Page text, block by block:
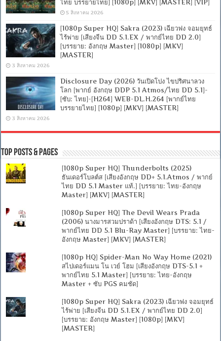
ไทย บรรยายไทย] [1080p] [MKV] [MASTER] [VIP]
5 สิงหาคม 2026
[1080p Super HQ] Sakra (2023) เฉียวฟง จอมยุทธ์
ไร้พ่าย [เสียงจีน DD 5.1.EX / พากย์ไทย DD 2.0]
[บรรยาย: อังกฤษ Master] [1080p] [MKV]
[MASTER]
3 สิงหาคม 2026
Disclosure Day (2026) วันเปิดโปง ไขปริศนาลวง
โลก [พากย์ อังกฤษ DDP 5.1 Atmos/ไทย DD 5.1]-
[ซับ: ไทย]-[H264] WEB-DL.H.264 [พากย์ไทย
บรรยายไทย] [1080p] [MKV] [MASTER]
3 สิงหาคม 2026
Top Posts & Pages
[1080p Super HQ] Thunderbolts (2025)
ธันเดอร์โบลต์ส [เสียงอังกฤษ DD+ 5.1.Atmos / พากย์
ไทย DD 5.1 Master แท้.] [บรรยาย: ไทย-อังกฤษ
Master] [MKV] [MASTER]
[1080p Super HQ] The Devil Wears Prada
(2006) นางมารสวมปราด้า [เสียงอังกฤษ DTS: 5.1 /
พากย์ไทย DD 5.1 Blu-Ray Master] [บรรยาย: ไทย-
อังกฤษ Master] [MKV] [MASTER]
[1080p HQ] Spider-Man No Way Home (2021)
สไปเดอร์แมน โน เวย์ โฮม [เสียงอังกฤษ DTS-5.1 +
พากย์ไทย 5.1 Master] [บรรยาย: ไทย-อังกฤษ
Master + ซับ PGS คมชัด]
[1080p Super HQ] Sakra (2023) เฉียวฟง จอมยุทธ์
ไร้พ่าย [เสียงจีน DD 5.1.EX / พากย์ไทย DD 2.0]
[บรรยาย: อังกฤษ Master] [1080p] [MKV]
[MASTER]